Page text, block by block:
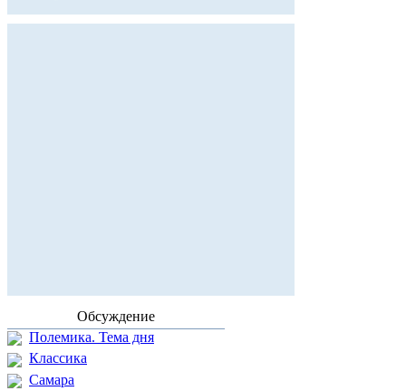
Обсуждение
Полемика. Тема дня
Классика
Самара